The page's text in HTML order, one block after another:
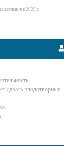
в 2025 г.
давать плодотворные